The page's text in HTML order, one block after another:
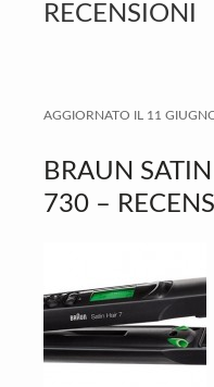
RECENSIONI
AGGIORNATO IL 11
BRAUN
730 –